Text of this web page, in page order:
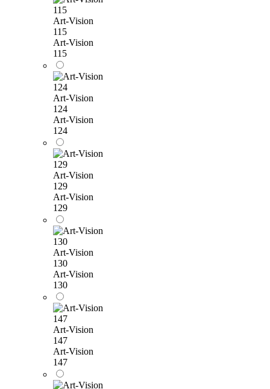
Art-Vision
115
Art-Vision
115
Art-Vision
124
Art-Vision
124
Art-Vision
129
Art-Vision
129
Art-Vision
130
Art-Vision
130
Art-Vision
147
Art-Vision
147